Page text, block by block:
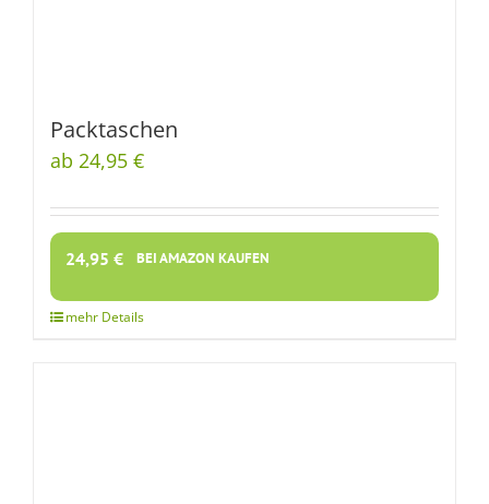
Packtaschen
ab 24,95 €
24,95 € BEI AMAZON KAUFEN